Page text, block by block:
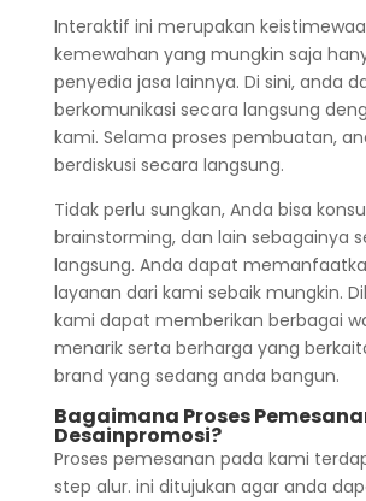
Interaktif ini merupakan
kemewahan yang mungkin saja
penyedia jasa lainnya. Di sini, anda
berkomunikasi secara langsung
kami. Selama proses pembuatan,
berdiskusi secara langsung.
Tidak perlu sungkan, Anda bisa
brainstorming, dan lain sebagainya
langsung. Anda dapat
layanan dari kami sebaik mungkin.
kami dapat memberikan berbagai
menarik serta berharga yang
brand yang sedang anda bangun.
Bagaimana Proses
Desainpromosi?
Proses pemesanan pada kami
step alur. ini ditujukan agar anda